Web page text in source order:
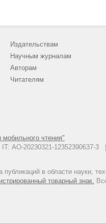
чтения"
IT: АО-20230321-
в области науки,
товарный знак.
Издательствам
Научным журналам
Авторам
Читателям